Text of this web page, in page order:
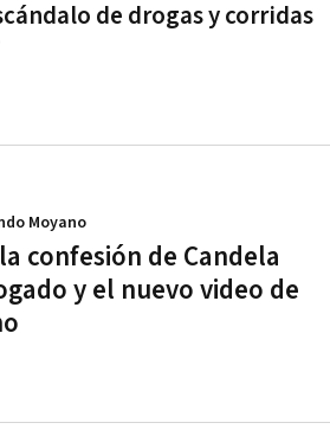
de drogas y corridas
confesión de Candela
y el nuevo video de
Moyano